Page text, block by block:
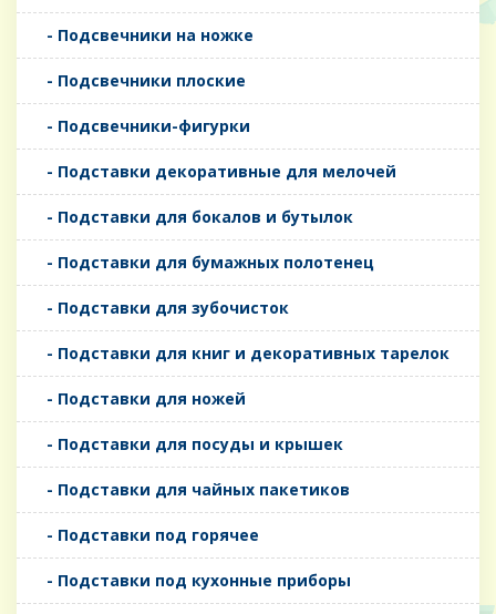
- Подсвечники на ножке
- Подсвечники плоские
- Подсвечники-фигурки
- Подставки декоративные для мелочей
- Подставки для бокалов и бутылок
- Подставки для бумажных полотенец
- Подставки для зубочисток
- Подставки для книг и декоративных тарелок
- Подставки для ножей
- Подставки для посуды и крышек
- Подставки для чайных пакетиков
- Подставки под горячее
- Подставки под кухонные приборы